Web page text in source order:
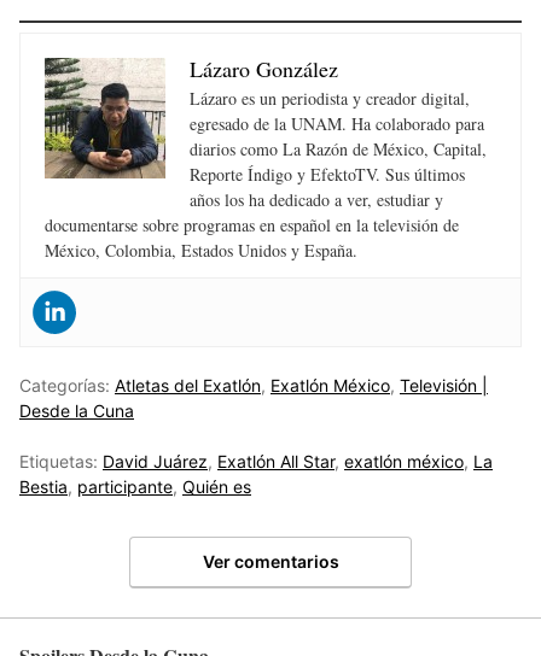
Lázaro González
Lázaro es un periodista y creador digital,
egresado de la UNAM. Ha colaborado para
diarios como La Razón de México, Capital,
Reporte Índigo y EfektoTV. Sus últimos
años los ha dedicado a ver, estudiar y
documentarse sobre programas en español en la televisión de
México, Colombia, Estados Unidos y España.
Categorías: Atletas del Exatlón, Exatlón México, Televisión |
Desde la Cuna
Etiquetas: David Juárez, Exatlón All Star, exatlón méxico, La
Bestia, participante, Quién es
Ver comentarios